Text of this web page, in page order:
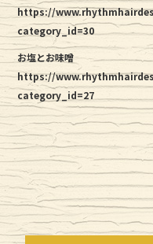
https://
category_id=30
お塩とお味噌
https://
category_id=27